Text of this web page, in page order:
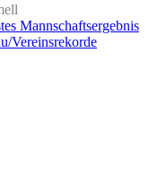
Mannschaftsergebnis
Vereinsrekorde